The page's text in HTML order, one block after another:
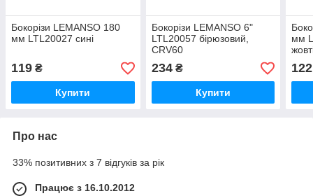
Бокорізи LEMANSO 180
мм LTL20027 сині
119 ₴
Купити
Бокорізи LEMANSO 6"
LTL20057 бірюзовий,
CRV60
234₴
Купити
мм
122
Про нас
33% позитивних з 7 відгуків за рік
Працює з 16.10.2012